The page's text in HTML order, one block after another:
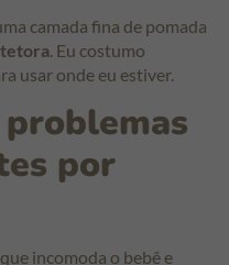
camada fina de pomada
. Eu costumo
usar onde eu estiver.
por
incomoda o bebê e